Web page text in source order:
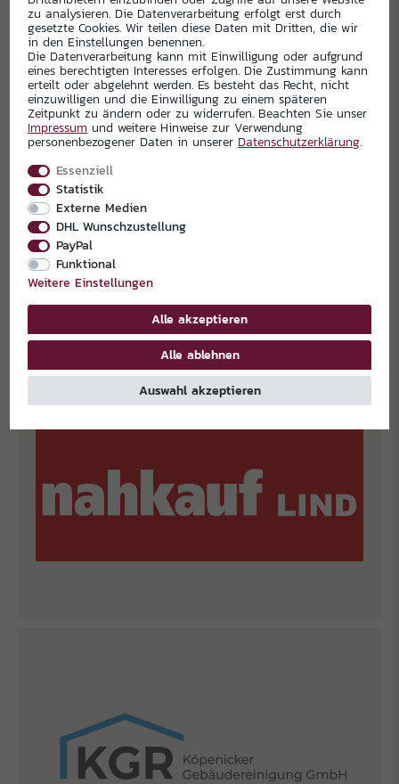
EXKLUSIVPARTNER
zu analysieren. Die Datenverarbeitung erfolgt erst durch
gesetzte Cookies. Wir teilen diese Daten mit Dritten, die wir
in den Einstellungen benennen.
Die Datenverarbeitung kann mit Einwilligung oder aufgrund
eines berechtigten Interesses erfolgen. Die Zustimmung kann
erteilt oder abgelehnt werden. Es besteht das Recht, nicht
einzuwilligen und die Einwilligung zu einem späteren
Zeitpunkt zu ändern oder zu widerrufen. Beachten Sie unser
Impressum und weitere Hinweise zur Verwendung
personenbezogener Daten in unserer Daten­schutz­erklärung.
Essenziell
Statistik
Externe Medien
DHL Wunschzustellung
PayPal
Funktional
Weitere Einstellungen
Alle akzeptieren
Alle ablehnen
Auswahl akzeptieren